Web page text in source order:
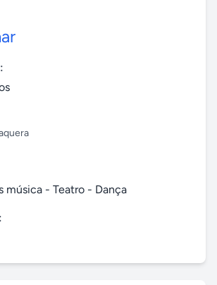
música - Teatro - Dança